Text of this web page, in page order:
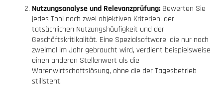
Nutzungsanalyse und Relevanzprüfung: Bewerten Sie
jedes Tool nach zwei objektiven Kriterien: der
tatsächlichen Nutzungshäufigkeit und der
Geschäftskritikalität. Eine Spezialsoftware, die nur noch
zweimal im Jahr gebraucht wird, verdient beispielsweise
einen anderen Stellenwert als die
Warenwirtschaftslösung, ohne die der Tagesbetrieb
stillsteht.